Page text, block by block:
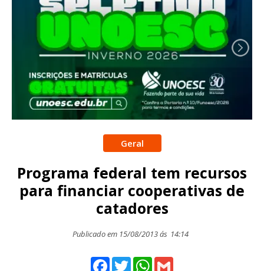
Geral
Programa federal tem recursos
para financiar cooperativas de
catadores
Publicado em 15/08/2013 ás 14:14
Facebook
TwitterWhatsApp